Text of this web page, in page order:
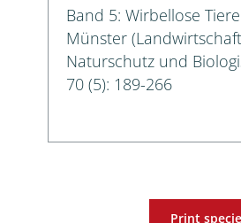
Band 5: Wirbellose
Münster
Naturschutz und
70 (5): 189-266
Print